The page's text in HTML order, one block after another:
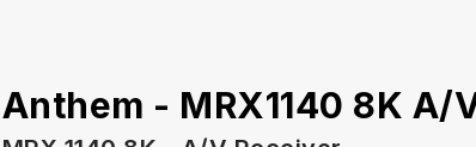
Anthem - MRX1140 8K A/